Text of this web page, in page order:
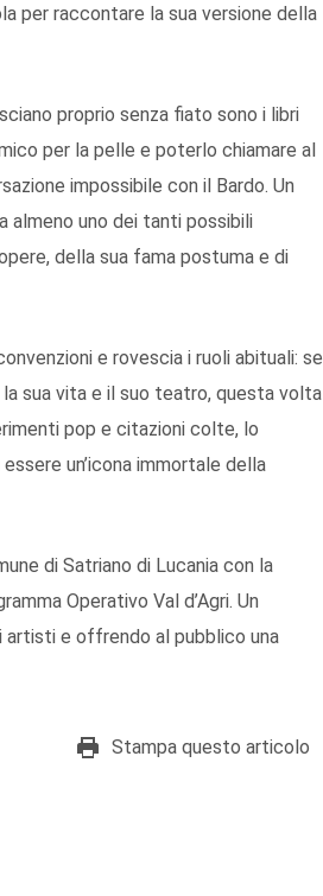
per raccontare la sua versione della
proprio senza fiato sono i libri
per la pelle e poterlo chiamare al
impossibile con il Bardo. Un
almeno uno dei tanti possibili
della sua fama postuma e di
e rovescia i ruoli abituali: se
sua vita e il suo teatro, questa volta
pop e citazioni colte, lo
un’icona immortale della
di Satriano di Lucania con la
Operativo Val d’Agri. Un
artisti e offrendo al pubblico una
Stampa questo articolo